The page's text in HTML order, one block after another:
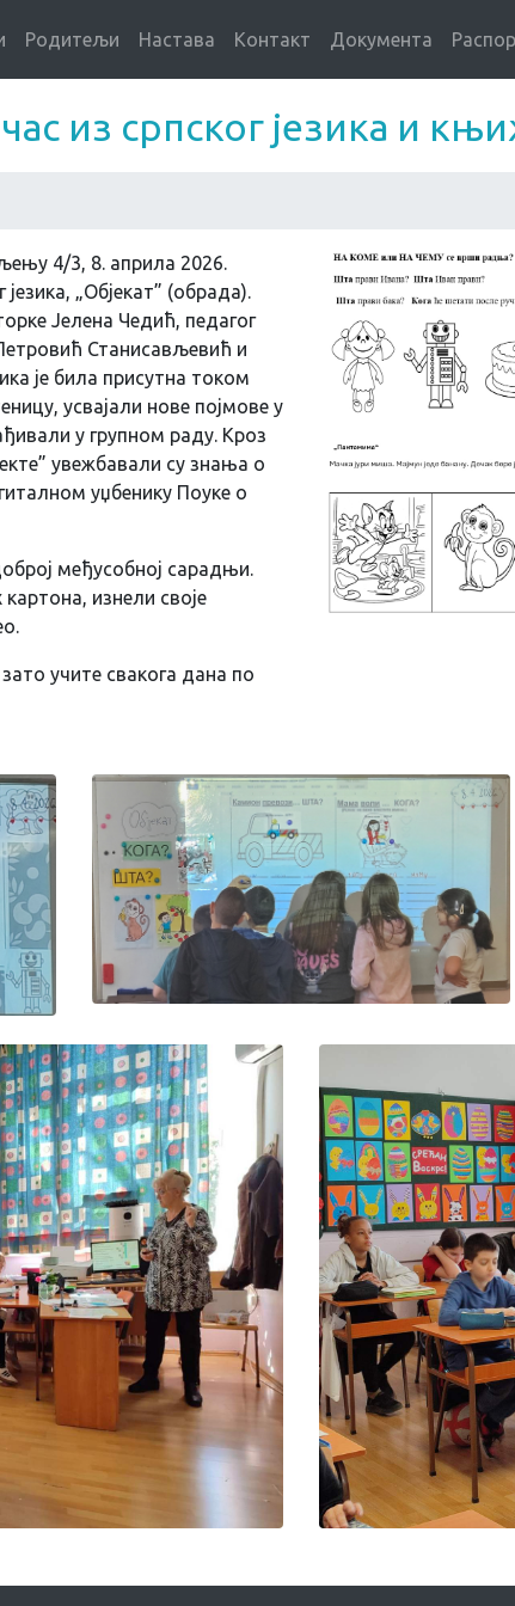
Родитељи Настава Контакт Документа
час из српског језика и
4/3, 8. априла 2026.
„Објекат” (обрада).
Јелена Чедић, педагог
Станисављевић и
је била присутна током
усвајали нове појмове у
у групном раду. Кроз
увежбавали су знања о
уџбенику Поуке о
међусобној сарадњи.
изнели своје
учите свакога дана по